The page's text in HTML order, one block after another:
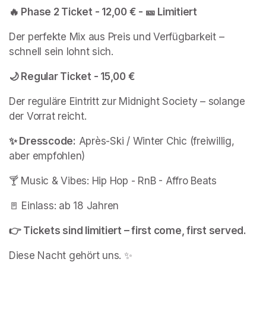
🔥 Phase 2 Ticket - 12,00 € - 🎫 Limitiert
Der perfekte Mix aus Preis und Verfügbarkeit –
schnell sein lohnt sich.
🌙 Regular Ticket - 15,00 €
Der reguläre Eintritt zur Midnight Society – solange
der Vorrat reicht.
✨ Dresscode: Après-Ski / Winter Chic (freiwillig,
aber empfohlen)
🍸 Music & Vibes: Hip Hop - RnB - Affro Beats
🚪 Einlass: ab 18 Jahren
👉 Tickets sind limitiert – first come, first served.
Diese Nacht gehört uns. ✨